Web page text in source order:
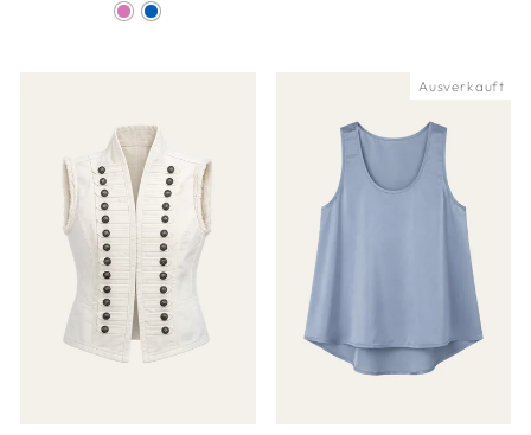
Ausverkauft